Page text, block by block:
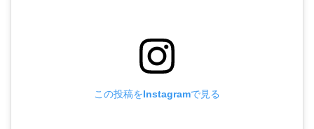
この投稿をInstagramで見る